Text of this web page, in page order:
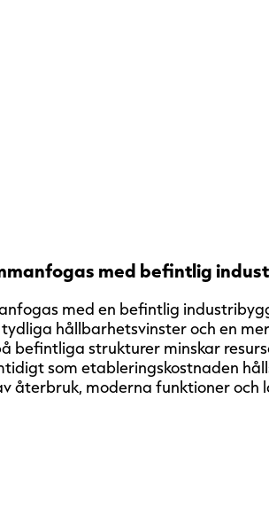
med befintlig
med en befintlig
hållbarhetsvinster och en
befintliga strukturer minskar
som etableringskostnaden
återbruk, moderna funktioner och